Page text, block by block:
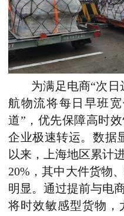
为满足电商“次日
航物流将每日早班
道”，优先保障高时
企业极速转运。 数据
以来，上海地区累计
20%，其中大件货物
明显。通过提前与电
将时效敏感型货物，